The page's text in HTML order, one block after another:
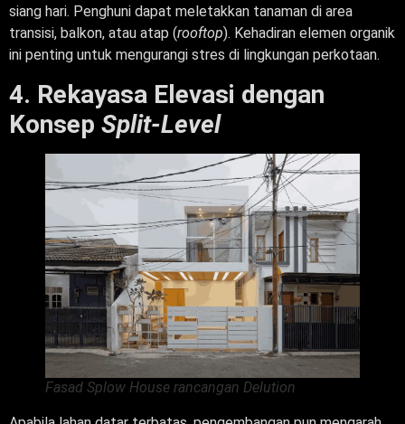
siang hari. Penghuni dapat meletakkan tanaman di area
transisi, balkon, atau atap (rooftop). Kehadiran elemen organik
ini penting untuk mengurangi stres di lingkungan perkotaan.
4. Rekayasa Elevasi dengan
Konsep Split-Level
Fasad Splow House rancangan Delution